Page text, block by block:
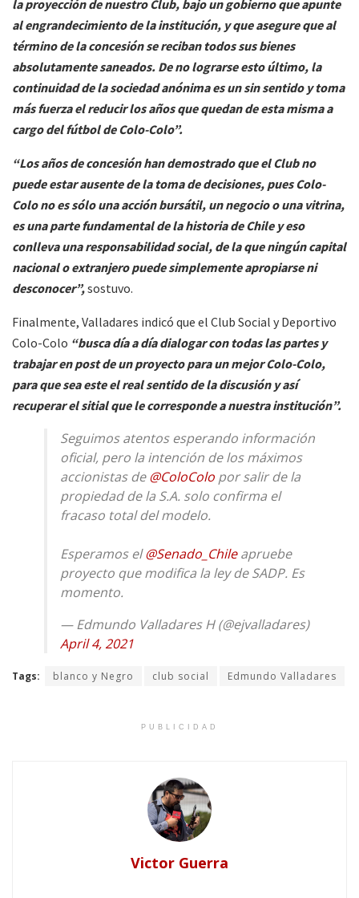
la proyección de nuestro Club, bajo un gobierno que apunte
al engrandecimiento de la institución, y que asegure que al
término de la concesión se reciban todos sus bienes
absolutamente saneados. De no lograrse esto último, la
continuidad de la sociedad anónima es un sin sentido y toma
más fuerza el reducir los años que quedan de esta misma a
cargo del fútbol de Colo-Colo”.
“Los años de concesión han demostrado que el Club no
puede estar ausente de la toma de decisiones, pues Colo-
Colo no es sólo una acción bursátil, un negocio o una vitrina,
es una parte fundamental de la historia de Chile y eso
conlleva una responsabilidad social, de la que ningún capital
nacional o extranjero puede simplemente apropiarse ni
desconocer”,sostuvo.
Finalmente, Valladares indicó que el Club Social y Deportivo
Colo-Colo “busca día a día dialogar con todas las partes y
trabajar en post de un proyecto para un mejor Colo-Colo,
para que sea este el real sentido de la discusión y así
recuperar el sitial que le corresponde a nuestra institución”.
Seguimos atentos esperando información
oficial, pero la intención de los máximos
accionistas de@ColoColo por salir de la
propiedad de la S.A. solo confirma el
fracaso total del modelo.
Esperamos el@Senado_Chileapruebe
proyecto que modifica la ley de SADP. Es
momento.
— Edmundo Valladares H (@ejvalladares)
April 4, 2021
Tags: blanco y Negro club social Edmundo Valladares
PUBLICIDAD
Victor Guerra